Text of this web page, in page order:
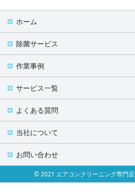
ホーム
除菌サービス
作業事例
サービス一覧
よくある質問
当社について
お問い合わせ
© 2021 エアコンクリーニング専門